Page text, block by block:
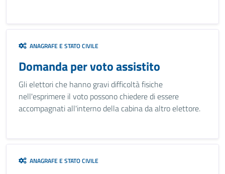
ANAGRAFE E STATO CIVILE
Domanda per voto assistito
Gli elettori che hanno gravi difficoltà fisiche
nell'esprimere il voto possono chiedere di essere
accompagnati all'interno della cabina da altro elettore.
ANAGRAFE E STATO CIVILE